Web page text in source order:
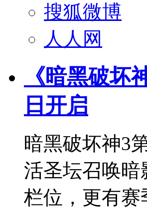
搜狐微博
人人网
《暗黑破
日开启
暗黑破坏神3
活圣坛召唤
栏位，更有